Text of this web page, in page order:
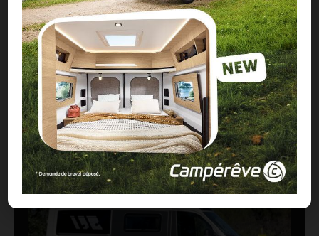
Clever VANS Célébration 600, des astuces et
de belles finitions
18/07/2026